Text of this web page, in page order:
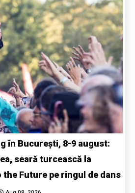
în București, 8-9 august:
seară turcească la
the Future pe ringul de dans